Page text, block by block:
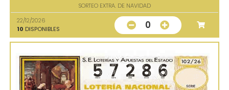
SORTEO EXTRA. DE NAVIDAD
22/12/2026
10 DISPONIBLES 0